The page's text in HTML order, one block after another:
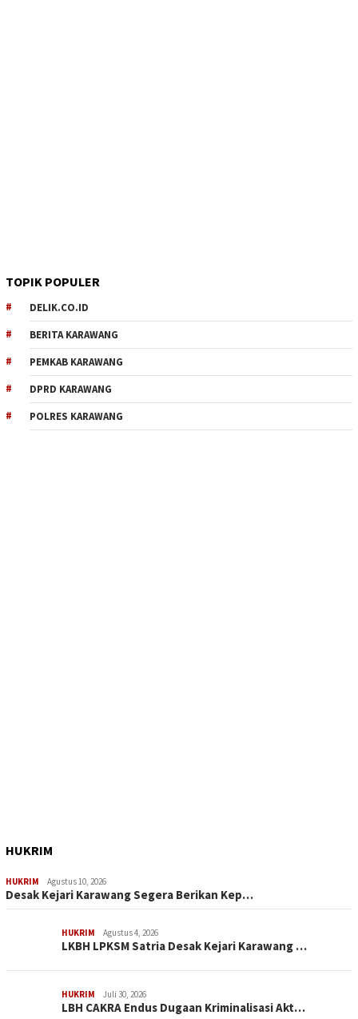
TOPIK POPULER
DELIK.CO.ID
BERITA KARAWANG
PEMKAB KARAWANG
DPRD KARAWANG
POLRES KARAWANG
HUKRIM
HUKRIM Agustus 10, 2026
Desak Kejari Karawang Segera Berikan Kep…
HUKRIM Agustus 4, 2026
LKBH LPKSM Satria Desak Kejari Karawang …
HUKRIM Juli 30, 2026
LBH CAKRA Endus Dugaan Kriminalisasi Akt…